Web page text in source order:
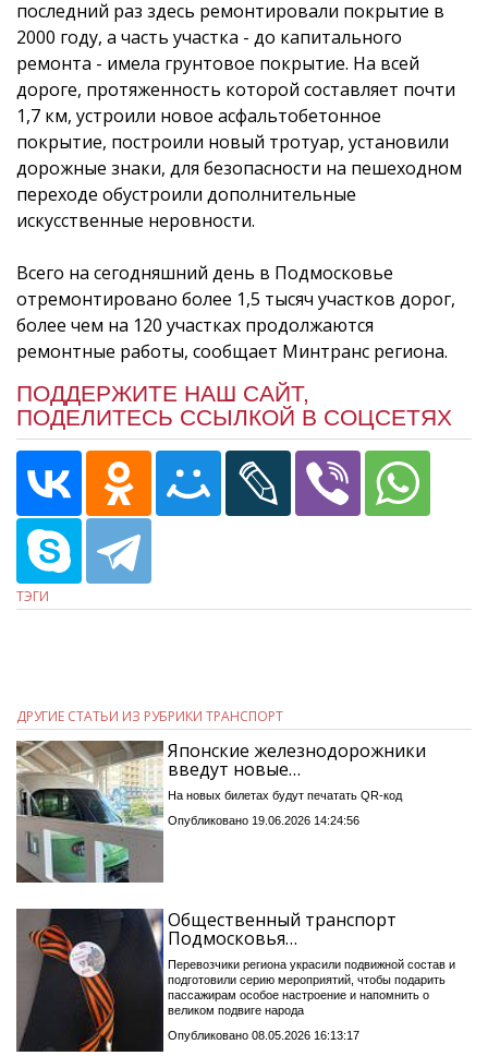
последний раз здесь ремонтировали покрытие в
2000 году, а часть участка - до капитального
ремонта - имела грунтовое покрытие. На всей
дороге, протяженность которой составляет почти
1,7 км, устроили новое асфальтобетонное
покрытие, построили новый тротуар, установили
дорожные знаки, для безопасности на пешеходном
переходе обустроили дополнительные
искусственные неровности.
Всего на сегодняшний день в Подмосковье
отремонтировано более 1,5 тысяч участков дорог,
более чем на 120 участках продолжаются
ремонтные работы, сообщает Минтранс региона.
ПОДДЕРЖИТЕ НАШ САЙТ,
ПОДЕЛИТЕСЬ ССЫЛКОЙ В СОЦСЕТЯХ
ТЭГИ
ДРУГИЕ СТАТЬИ ИЗ РУБРИКИ ТРАНСПОРТ
Японские железнодорожники
введут новые…
На новых билетах будут печатать QR-код
Опубликовано 19.06.2026 14:24:56
Общественный транспорт
Подмосковья…
Перевозчики региона украсили подвижной состав и
подготовили серию мероприятий, чтобы подарить
пассажирам особое настроение и напомнить о
великом подвиге народа
Опубликовано 08.05.2026 16:13:17